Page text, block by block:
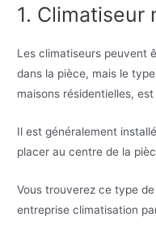
1. Climatiseur
Les climatiseurs peuvent
dans la pièce, mais le
maisons résidentielles,
Il est généralement
placer au centre de la
Vous trouverez ce type
entreprise climatisation